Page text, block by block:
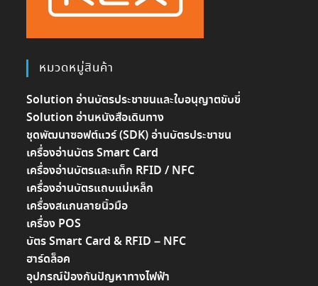
หมวดหมู่สินค้า
Solution อ่านบัตรประชาชนและใบอนุญาตขับขี่
Solution อ่านหนังสือเดินทาง
ชุดพัฒนาซอฟต์แวร์ (SDK) อ่านบัตรประชาชน
เครื่องอ่านบัตร Smart Card
เครื่องอ่านบัตรและแท็ก RFID / NFC
เครื่องอ่านบัตรแถบแม่เหล็ก
เครื่องสแกนลายนิ้วมือ
เครื่อง POS
บัตร Smart Card & RFID – NFC
ฮาร์ดล็อค
อุปกรณ์ป้องกันปัญหาทางไฟฟ้า